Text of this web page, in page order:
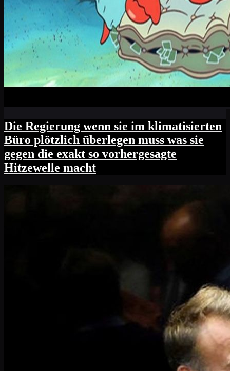
Die Regierung wenn sie im klimatisierten
Büro plötzlich überlegen muss was sie
gegen die exakt so vorhergesagte
Hitzewelle macht